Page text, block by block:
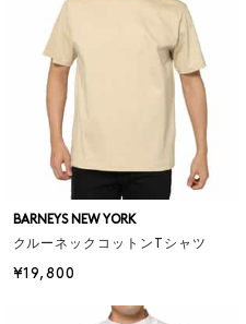
BARNEYS NEW YORK
クルーネックコットンTシャツ
¥19,800